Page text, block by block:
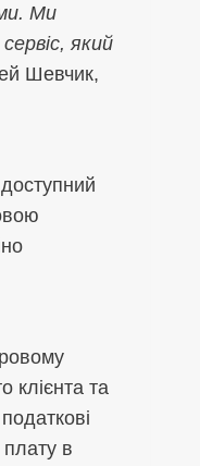
Ми
який
Шевчик,
клієнта та
в